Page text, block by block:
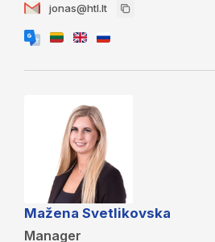
jonas@htl.lt
Mažena Svetlikovska
Manager